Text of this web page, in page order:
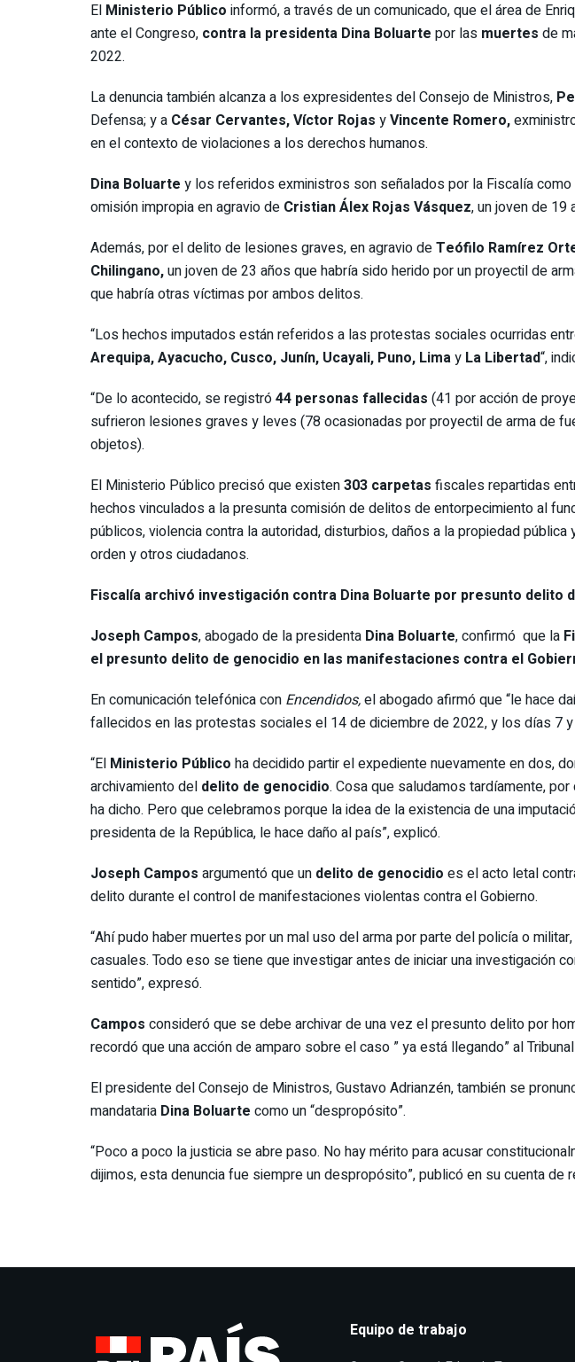
El Ministerio Público informó, a través de un comunicado, que el área de
ante el Congreso, contra la presidenta Dina Boluarte por las muertes de
2022.
La denuncia también alcanza a los expresidentes del Consejo de Ministros,
Defensa; y a César Cervantes, Víctor Rojas yVincente Romero,
en el contexto de violaciones a los derechos humanos.
Dina Boluarte y los referidos exministros son señalados por la Fiscalía
omisión impropia en agravio de Cristian Álex Rojas Vásquez, un joven de 19
Además, por el delito de lesiones graves, en agravio deTeófilo Ramírez
Chilingano,un joven de 23 años que habría sido herido por un proyectil de
que habría otras víctimas por ambos delitos.
“Los hechos imputados están referidos a las protestas sociales ocurridas
Arequipa, Ayacucho, Cusco, Junín, Ucayali, Puno, Limay La Libertad“,
“De lo acontecido, se registró44 personas fallecidas (41 por acción de
sufrieron lesiones graves y leves (78 ocasionadas por proyectil de arma de
objetos).
El Ministerio Público precisó que existen303 carpetas fiscales repartidas
hechos vinculados a la presunta comisión de delitos de entorpecimiento al
públicos, violencia contra la autoridad, disturbios, daños a la propiedad
orden y otros ciudadanos.
Fiscalía archivó investigación contra Dina Boluarte por presunto delito
Joseph Campos,abogado de la presidenta Dina Boluarte, confirmó que la
el presunto delito de genocidio en las manifestaciones contra el
En comunicación telefónica con Encendidos,el abogado afirmó que “le hace
fallecidos en las protestas sociales el 14 de diciembre de 2022, y los días 7
“El Ministerio Público ha decidido partir el expediente nuevamente en dos,
archivamiento del delito de genocidio. Cosa que saludamos tardíamente,
ha dicho. Pero que celebramos porque la idea de la existencia de una
presidenta de la República, le hace daño al país”, explicó.
Joseph Campos argumentó que un delito de genocidio es el acto letal
delito durante el control de manifestaciones violentas contra el Gobierno.
“Ahí pudo haber muertes por un mal uso del arma por parte del policía o
casuales. Todo eso se tiene que investigar antes de iniciar una investigación
sentido”, expresó.
Campos consideró que se debe archivar de una vez el presunto delito por
recordó que una acción de amparo sobre el caso ” ya está llegando” al
El presidente del Consejo de Ministros, Gustavo Adrianzén, también se
mandataria Dina Boluarte como un “despropósito”.
“Poco a poco la justicia se abre paso. No hay mérito para acusar
dijimos, esta denuncia fue siempre un despropósito”, publicó en su cuenta de
Equipo de trabajo